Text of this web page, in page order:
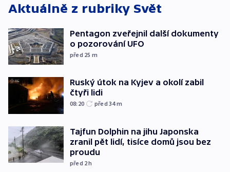
Aktuálně z rubriky Svět
Pentagon zveřejnil další dokumenty
o pozorování UFO
před 25 m
Ruský útok na Kyjev a okolí zabil
čtyři lidi
08:20 před 34m
Tajfun Dolphin na jihu Japonska
zranil pět lidí, tisíce domů jsou bez
proudu
před 2h